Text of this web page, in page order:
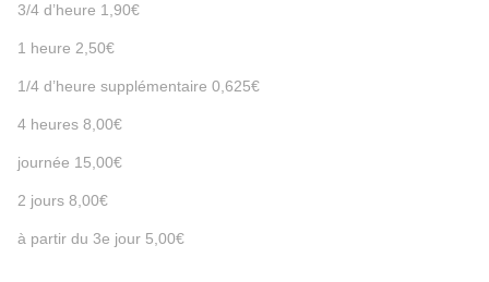
3/4 d’heure 1,90€
1 heure 2,50€
1/4 d’heure supplémentaire 0,625€
4 heures 8,00€
journée 15,00€
2 jours 8,00€
à partir du 3e jour 5,00€